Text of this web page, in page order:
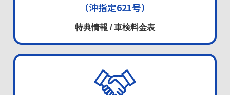
（沖指定621号）
特典情報 / 車検料金表